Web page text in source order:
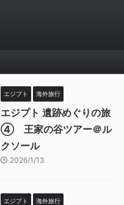
エジプト 海外旅行
エジプト 遺跡めぐりの旅
④ 王家の谷ツアー＠ル
クソール
2026/1/13
エジプト 海外旅行